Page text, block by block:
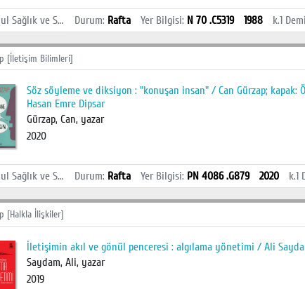
İstanbul Sağlık ve Sosyal Bilimler MYO Kütüphanesi Durum: Rafta Yer Bilgisi: N 70 .C5319 1988 k.1
[İletişim Bilimleri]
Söz söyleme ve diksiyon : "konuşan insan" / Can Gürzap;
Hasan Emre Dipsar
Gürzap, Can, yazar
2020
İstanbul Sağlık ve Sosyal Bilimler MYO Kütüphanesi Durum: Rafta Yer Bilgisi: PN 4086 .G879 2020 k.1
[Halkla İlişkiler]
İletişimin akıl ve gönül penceresi : algılama yönetimi / Ali
Saydam, Ali, yazar
2019